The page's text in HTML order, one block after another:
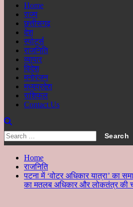
Home
राज्य
छत्तीसगढ़
देश
स्पोर्ट्स
राजनिति
व्यापार
विदेश
मनोरंजन
मध्यप्रदेश
राशिफल
Contact Us
Search
for:
Home
राजनिति
पटना में ‘वोटर अधिकार यात्रा’ का
का मतलब अधिकार और लोकतंत्र की